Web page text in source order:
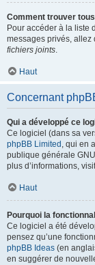
Comment trouver
Pour accéder à la liste
messages privés, allez
fichiers joints.
Haut
Concernant
Qui a développé ce
Ce logiciel (dans sa
phpBB Limited , qui en
publique générale
plus d’informations,
Haut
Pourquoi la
Ce logiciel a été
pensez qu’une
phpBB Ideas (en
en suggérer de